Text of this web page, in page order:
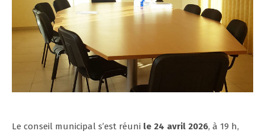
Le conseil municipal s’est réuni le 24 avril 2026, à 19 h,